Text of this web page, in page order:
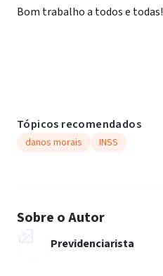
Bom trabalho a todos e todas!
Tópicos recomendados
danos morais INSS
Sobre o Autor
Previdenciarista